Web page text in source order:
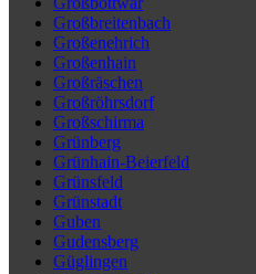
Großbreitenbach
Großenehrich
Großenhain
Großräschen
Großröhrsdorf
Großschirma
Grünberg
Grünhain-Beierfeld
Grünsfeld
Grünstadt
Guben
Gudensberg
Güglingen